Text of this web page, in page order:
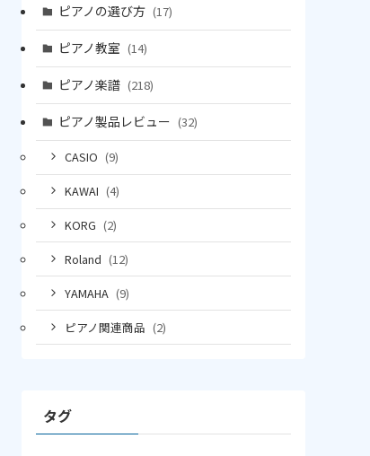
ピアノの選び方 (17)
ピアノ教室 (14)
ピアノ楽譜 (218)
ピアノ製品レビュー (32)
CASIO (9)
KAWAI (4)
KORG (2)
Roland (12)
YAMAHA (9)
ピアノ関連商品 (2)
タグ